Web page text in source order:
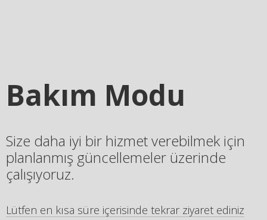
Bakım Modu
Size daha iyi bir hizmet verebilmek için
planlanmış güncellemeler üzerinde
çalışıyoruz.
Lütfen en kısa süre içerisinde tekrar ziyaret ediniz